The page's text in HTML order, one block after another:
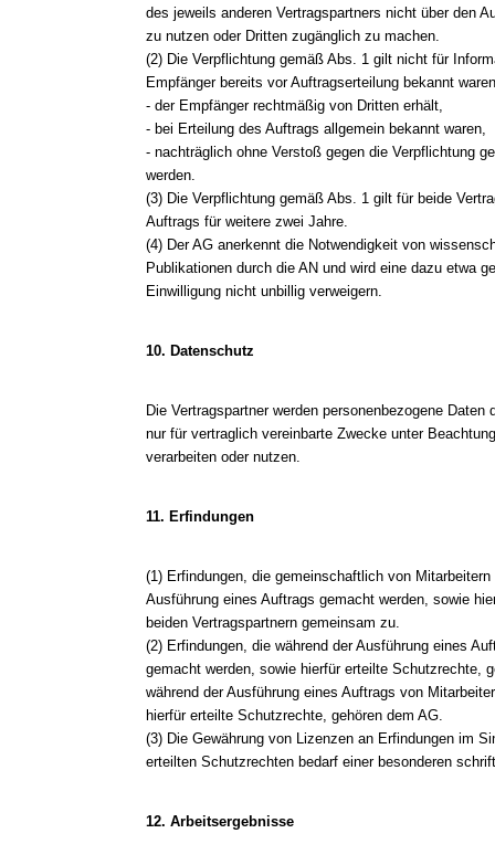
des jeweils anderen Vertragspartners nicht über den
zu nutzen oder Dritten zugänglich zu machen.
(2) Die Verpflichtung gemäß Abs. 1 gilt nicht für
Empfänger bereits vor Auftragserteilung bekannt
- der Empfänger rechtmäßig von Dritten erhält,
- bei Erteilung des Auftrags allgemein bekannt waren,
- nachträglich ohne Verstoß gegen die Verpflichtung
werden.
(3) Die Verpflichtung gemäß Abs. 1 gilt für beide
Auftrags für weitere zwei Jahre.
(4) Der AG anerkennt die Notwendigkeit von
Publikationen durch die AN und wird eine dazu etwa
Einwilligung nicht unbillig verweigern.
10. Datenschutz
Die Vertragspartner werden personenbezogene
nur für vertraglich vereinbarte Zwecke unter
verarbeiten oder nutzen.
11. Erfindungen
(1) Erfindungen, die gemeinschaftlich von
Ausführung eines Auftrags gemacht werden, sowie
beiden Vertragspartnern gemeinsam zu.
(2) Erfindungen, die während der Ausführung eines
gemacht werden, sowie hierfür erteilte Schutzrechte,
während der Ausführung eines Auftrags von
hierfür erteilte Schutzrechte, gehören dem AG.
(3) Die Gewährung von Lizenzen an Erfindungen im
erteilten Schutzrechten bedarf einer besonderen
12. Arbeitsergebnisse